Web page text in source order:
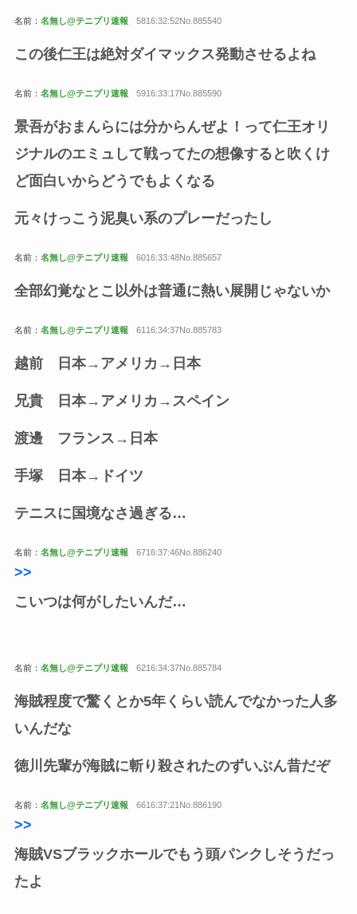
名前： 名無し@テニプリ速報 5816:32:52No.885540
この後仁王は絶対ダイマックス発動させるよね
名前： 名無し@テニプリ速報 5916:33:17No.885590
景吾がおまんらには分からんぜよ！って仁王オリ
ジナルのエミュして戦ってたの想像すると吹くけ
ど面白いからどうでもよくなる
元々けっこう泥臭い系のプレーだったし
名前： 名無し@テニプリ速報 6016:33:48No.885657
全部幻覚なとこ以外は普通に熱い展開じゃないか
名前： 名無し@テニプリ速報 6116:34:37No.885783
越前 日本→アメリカ→日本
兄貴 日本→アメリカ→スペイン
渡邊 フランス→日本
手塚 日本→ドイツ
テニスに国境なさ過ぎる…
名前： 名無し@テニプリ速報 6716:37:46No.886240
>>
こいつは何がしたいんだ…
名前： 名無し@テニプリ速報 6216:34:37No.885784
海賊程度で驚くとか5年くらい読んでなかった人多
いんだな
徳川先輩が海賊に斬り殺されたのずいぶん昔だぞ
名前： 名無し@テニプリ速報 6616:37:21No.886190
>>
海賊VSブラックホールでもう頭パンクしそうだっ
たよ